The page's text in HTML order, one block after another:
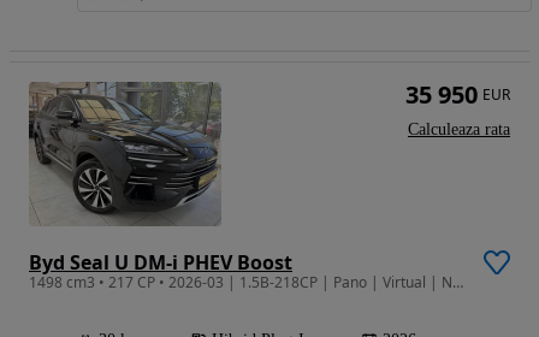
Byd Seal U DM-i PHEV Boost
1498 cm3 • 217 CP • 2026-03 | 1.5B-218CP | Pano | Virtual | Navi | Camere 360 |
35 950 EUR
Calculeaza rata